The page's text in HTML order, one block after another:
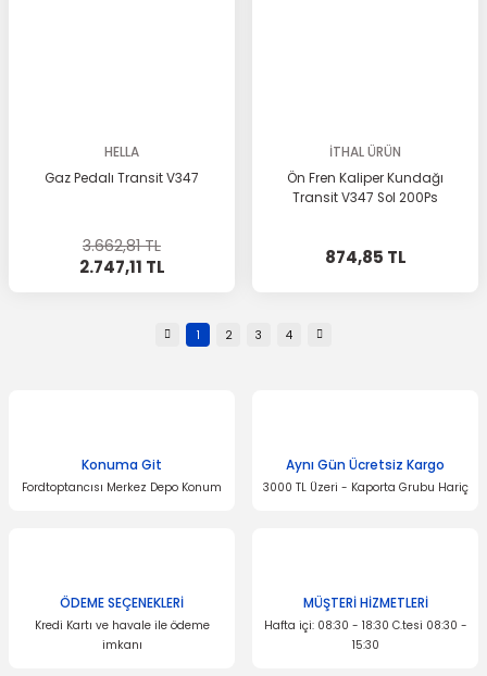
HELLA
Gaz Pedalı Transit V347
3.662,81 TL
2.747,11 TL
İTHAL ÜRÜN
Ön Fren Kaliper Kundağı
Transit V347 Sol 200Ps
874,85 TL
1 2 3 4
Konuma Git
Fordtoptancısı Merkez Depo Konum
Aynı Gün Ücretsiz Kargo
3000 TL Üzeri - Kaporta Grubu Hariç
ÖDEME SEÇENEKLERİ
Kredi Kartı ve havale ile ödeme
imkanı
MÜŞTERİ HİZMETLERİ
Hafta içi: 08:30 - 18:30 C.tesi 08:30 -
15:30